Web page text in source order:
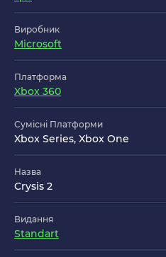
Виробник
Microsoft
Платформа
Xbox 360
Сумісні Платформи
Xbox Series, Xbox One
Назва
Crysis 2
Видання
Standart